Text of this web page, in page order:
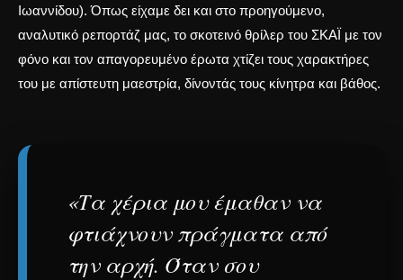
Ιωαννίδου). Όπως είχαμε δει και στο προηγούμενο,
αναλυτικό ρεπορτάζ μας, το σκοτεινό θρίλερ του ΣΚΑΪ με τον
φόνο και τον απαγορευμένο έρωτα χτίζει τους χαρακτήρες
του με απίστευτη μαεστρία, δίνοντάς τους κίνητρα και βάθος.
«Τα χέρια μου έμαθαν να
φτιάχνουν πράγματα από
την αρχή. Όταν σου